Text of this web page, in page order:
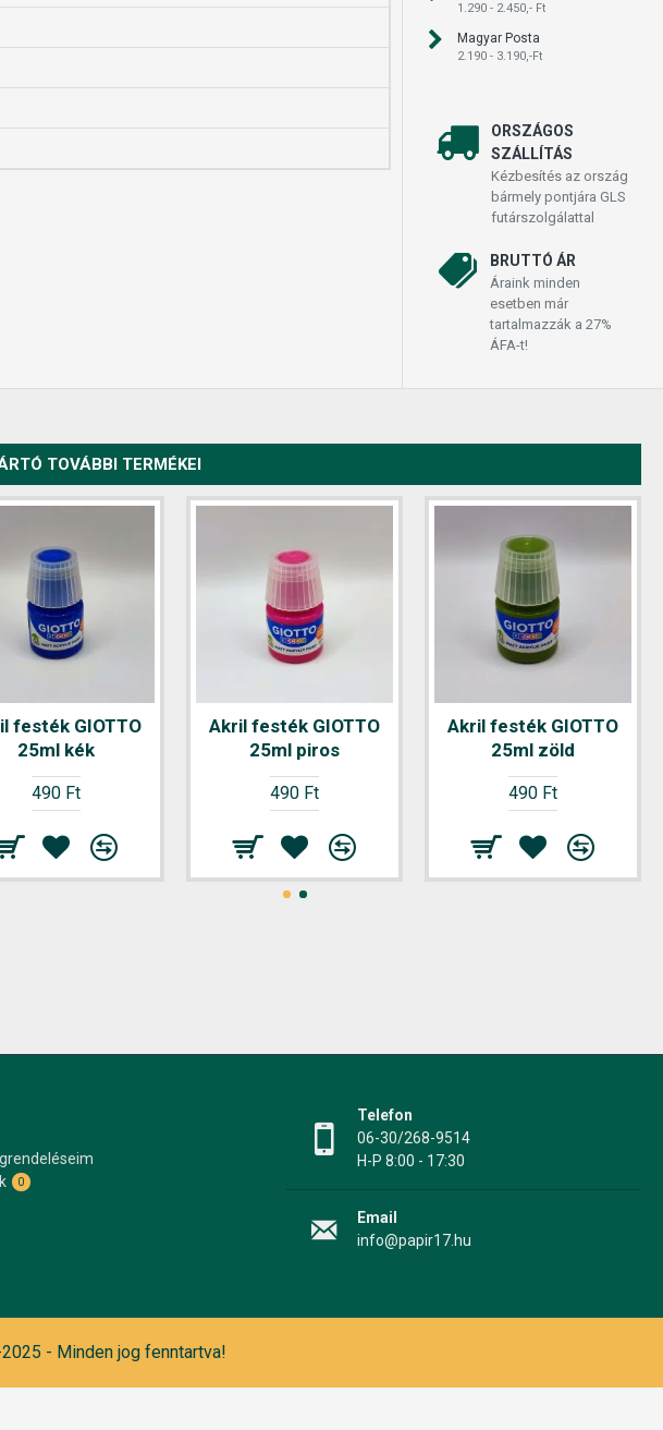
1.290 - 2.450,- Ft
Magyar Posta
2.190 - 3.190,-Ft
ORSZÁGOS
SZÁLLÍTÁS
Kézbesítés az ország
bármely pontjára GLS
futárszolgálattal
BRUTTÓ ÁR
Áraink minden
esetben már
tartalmazzák a 27%
ÁFA-t!
FORTUNA
4 80 mikron
100
db/csomag
1.570 Ft
TOVÁBBI TERMÉKEI
festék GIOTTO
25ml kék
490 Ft
Akril festék GIOTTO
25ml piros
490 Ft
Akril festék GIOTTO
25ml zöld
490 Ft
0
Telefon
06-30/268-9514
H-P 8:00 - 17:30
Email
info@papir17.hu
- Minden jog fenntartva!